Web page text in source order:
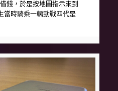
錢，於是按地圖指示來到
當時騎乘一輛勁戰四代是